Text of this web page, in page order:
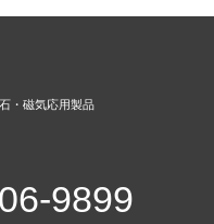
・磁気応用製品
9899